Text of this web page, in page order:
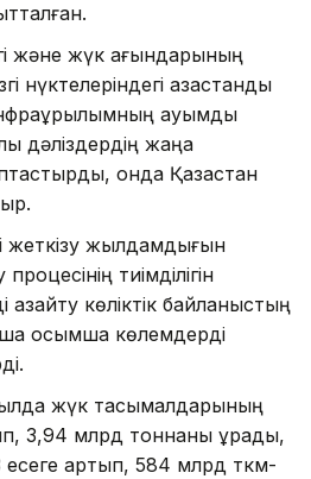
және жүк ағындарының
нүктелеріндегі қазақстандық
ауқымды
дәліздердің жаңа
онда Қазақстан
жеткізу жылдамдығын
тиімділігін
азайту көліктік байланыстың
қосымша көлемдерді
жүк тасымалдарының
3,94 млрд тоннаны құрады,
артып, 584 млрд ткм-